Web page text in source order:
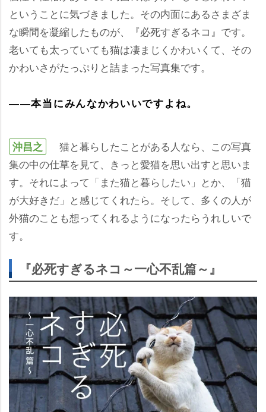
ということに気づきました。その内面にあるさまざま
な瞬間を凝縮したものが、『必死すぎるネコ』です。
老いても太っていても猫は凄まじくかわいくて、その
かわいさがたっぷりと詰まった写真集です。
――本当にみんなかわいいですよね。
沖昌之
猫と暮らしたことがある人なら、この写真
集の中の仕草を見て、きっと愛猫を思い出すと思いま
す。それによって「また猫と暮らしたい」とか、「猫
が大好きだ」と感じてくれたら。そして、多くの人が
外猫のことも想ってくれるようになったらうれしいで
す。
『必死すぎるネコ～一心不乱篇～』